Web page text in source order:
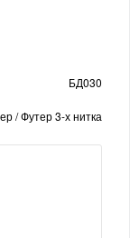
БД030
/ Футер 3-х нитка